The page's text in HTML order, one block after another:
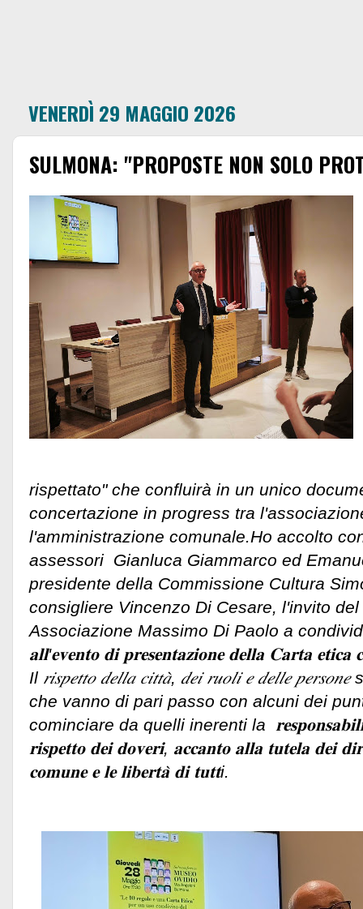
VENERDÌ 29 MAGGIO 2026
SULMONA: "PROPOSTE NON SOLO
rispettato" che confluirà in un unico
concertazione in progress tra
l'amministrazione comunale.Ho accolto
assessori Gianluca Giammarco ed
presidente della Commissione Cultura
consigliere Vincenzo Di Cesare, l'invito
Associazione Massimo Di Paolo a
𝐚𝐥𝐥'𝐞𝐯𝐞𝐧𝐭𝐨 𝐝𝐢 𝐩𝐫𝐞𝐬𝐞𝐧𝐭𝐚𝐳𝐢𝐨𝐧𝐞 𝐝𝐞𝐥𝐥𝐚 𝐂𝐚𝐫𝐭𝐚 𝐞𝐭𝐢𝐜𝐚
Il 𝑟𝑖𝑠𝑝𝑒𝑡𝑡𝑜 𝑑𝑒𝑙𝑙𝑎 𝑐𝑖𝑡𝑡𝑎̀, 𝑑𝑒𝑖 𝑟𝑢𝑜𝑙𝑖 𝑒 𝑑𝑒𝑙𝑙𝑒
che vanno di pari passo con alcuni dei
cominciare da quelli inerenti la
𝐫𝐢𝐬𝐩𝐞𝐭𝐭𝐨 𝐝𝐞𝐢 𝐝𝐨𝐯𝐞𝐫𝐢, 𝐚𝐜𝐜𝐚𝐧𝐭𝐨 𝐚𝐥𝐥𝐚 𝐭𝐮𝐭𝐞𝐥𝐚 𝐝𝐞𝐢
𝐜𝐨𝐦𝐮𝐧𝐞 𝐞 𝐥𝐞 𝐥𝐢𝐛𝐞𝐫𝐭𝐚̀ 𝐝𝐢 𝐭𝐮𝐭𝐭i.